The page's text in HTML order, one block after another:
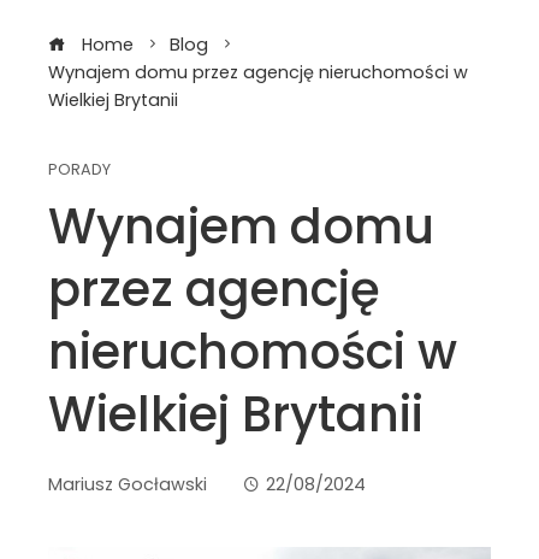
Home
Blog
Wynajem domu przez agencję nieruchomości w
Wielkiej Brytanii
PORADY
Wynajem domu
przez agencję
nieruchomości w
Wielkiej Brytanii
Mariusz Gocławski 22/08/2024